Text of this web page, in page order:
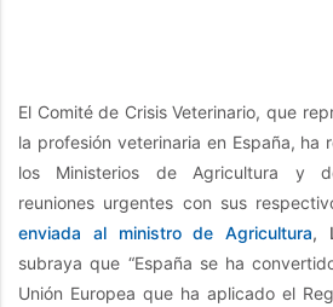
El Comité de Crisis Veterinario, que
la profesión veterinaria en España, ha
los Ministerios de Agricultura y
reuniones urgentes con sus
enviada al ministro de Agricultura,
subraya que “España se ha
Unión Europea que ha aplicado el